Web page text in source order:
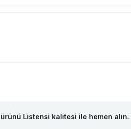
Listensi kalitesi ile hemen alın.